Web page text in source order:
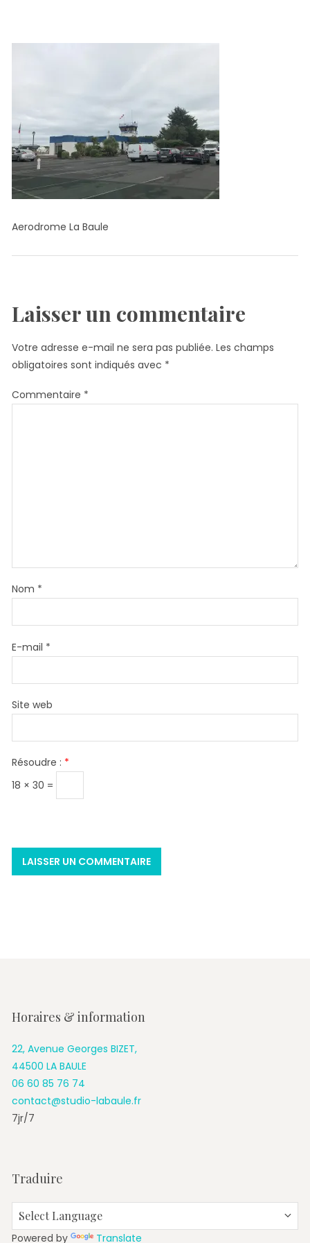
Aerodrome La Baule
Laisser un commentaire
Votre adresse e-mail ne sera pas publiée. Les champs
obligatoires sont indiqués avec *
Commentaire *
Nom *
E-mail *
Site web
Résoudre : *
18 × 30 =
Horaires & information
22, Avenue Georges BIZET,
44500 LA BAULE
06 60 85 76 74
contact@studio-labaule.fr
7jr/7
Traduire
Powered by Translate